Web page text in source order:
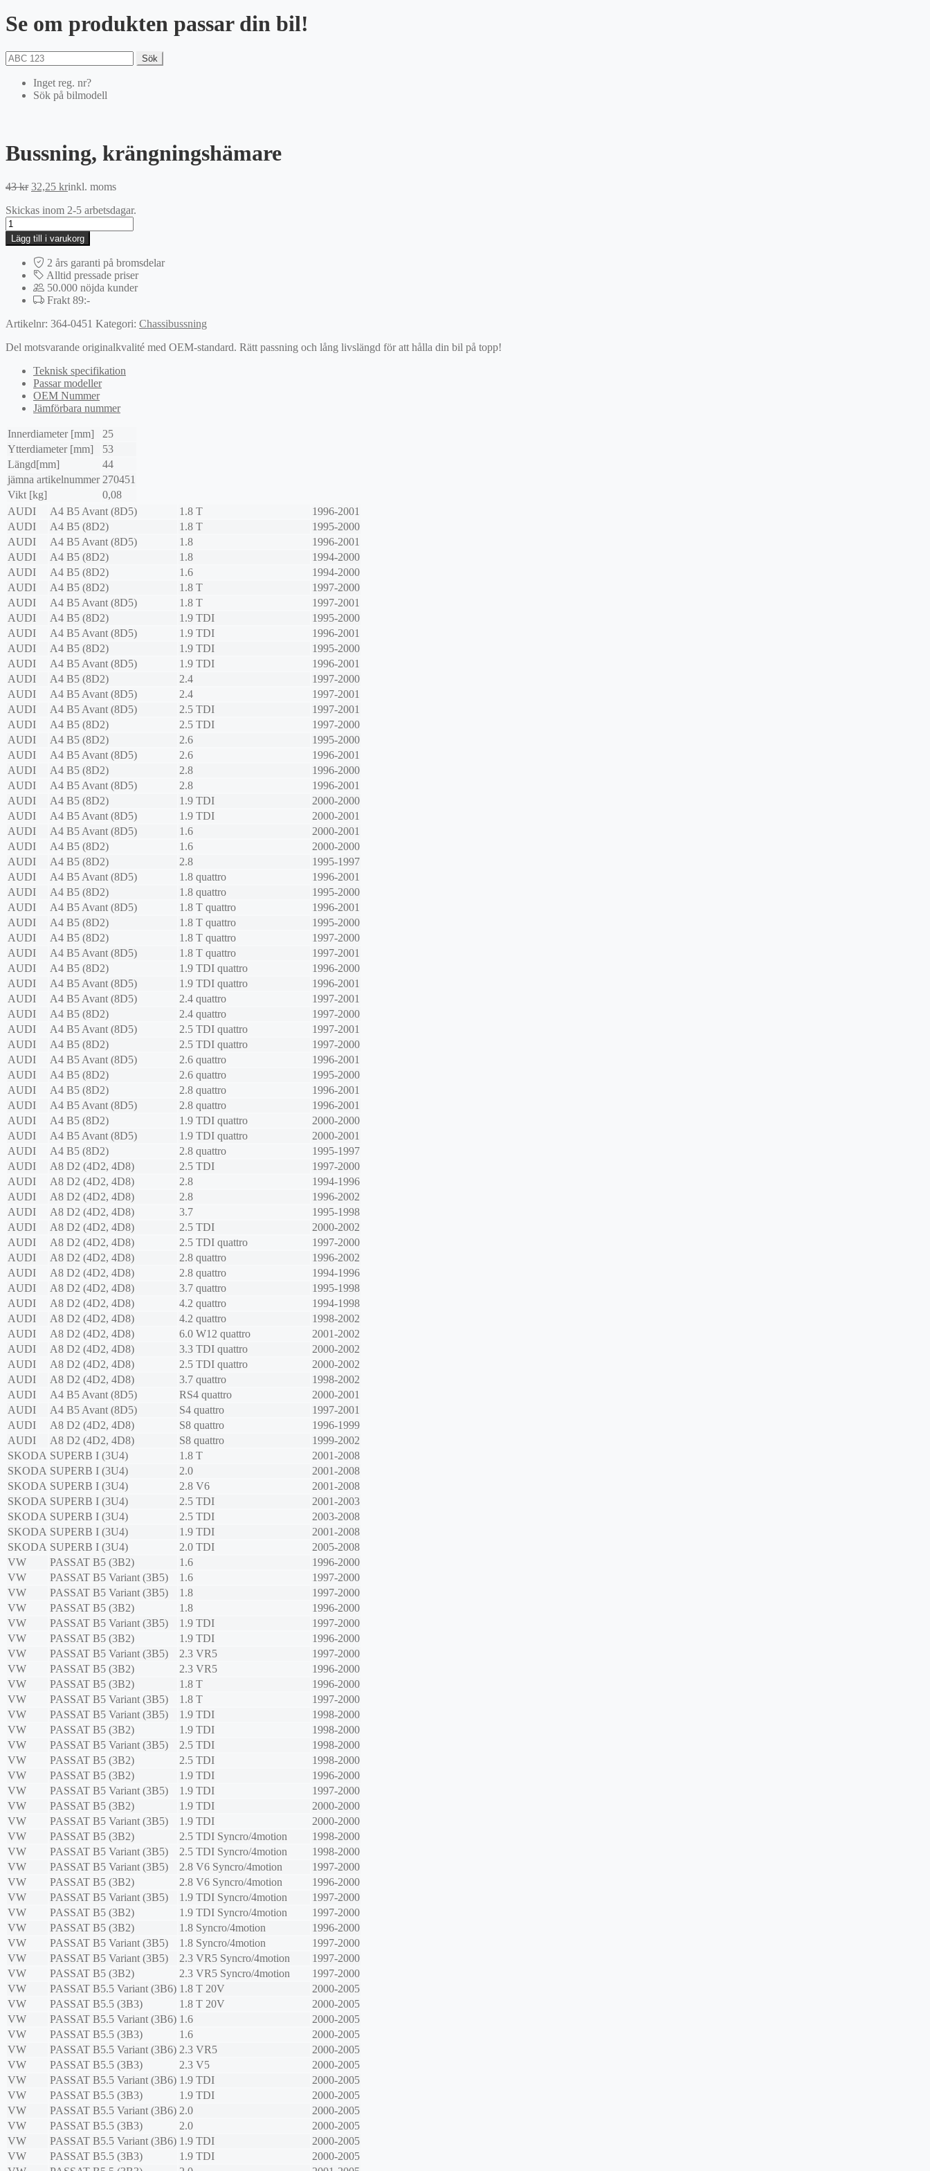
Se om produkten passar din bil!
Sök
Inget reg. nr?
Sök på bilmodell
Bussning, krängningshämare
43kr Det
priset
43 kr.
32,25 krDet
priset
32,25 kr.
inkl. moms
Skickas inom 2-5 arbetsdagar.
Bussning,
krängningshämare
mängd
Lägg till i varukorg
2 års garanti på bromsdelar
Alltid pressade priser
50.000 nöjda kunder
Frakt 89:-
Artikelnr: 364-0451 Kategori: Chassibussning
Del motsvarande originalkvalité med OEM-standard. Rätt passning och lång livslängd för att hålla din bil på topp!
Teknisk specifikation
Passar modeller
OEM Nummer
Jämförbara nummer
Innerdiameter [mm]
25
Ytterdiameter [mm]
53
Längd[mm]
44
jämna artikelnummer 270451
Vikt [kg]
0,08
AUDI
A4 B5 Avant (8D5) 1.8 T
1996-2001
AUDI
A4 B5 (8D2) 1.8 T
1995-2000
AUDI
A4 B5 Avant (8D5) 1.8
1996-2001
AUDI
A4 B5 (8D2) 1.8
1994-2000
AUDI
A4 B5 (8D2) 1.6
1994-2000
AUDI
A4 B5 (8D2) 1.8 T
1997-2000
AUDI
A4 B5 Avant (8D5) 1.8 T
1997-2001
AUDI
A4 B5 (8D2) 1.9 TDI
1995-2000
AUDI
A4 B5 Avant (8D5) 1.9 TDI
1996-2001
AUDI
A4 B5 (8D2) 1.9 TDI
1995-2000
AUDI
A4 B5 Avant (8D5) 1.9 TDI
1996-2001
AUDI
A4 B5 (8D2) 2.4
1997-2000
AUDI
A4 B5 Avant (8D5) 2.4
1997-2001
AUDI
A4 B5 Avant (8D5) 2.5 TDI
1997-2001
AUDI
A4 B5 (8D2) 2.5 TDI
1997-2000
AUDI
A4 B5 (8D2) 2.6
1995-2000
AUDI
A4 B5 Avant (8D5) 2.6
1996-2001
AUDI
A4 B5 (8D2) 2.8
1996-2000
AUDI
A4 B5 Avant (8D5) 2.8
1996-2001
AUDI
A4 B5 (8D2) 1.9 TDI
2000-2000
AUDI
A4 B5 Avant (8D5) 1.9 TDI
2000-2001
AUDI
A4 B5 Avant (8D5) 1.6
2000-2001
AUDI
A4 B5 (8D2) 1.6
2000-2000
AUDI
A4 B5 (8D2) 2.8
1995-1997
AUDI
A4 B5 Avant (8D5) 1.8 quattro
1996-2001
AUDI
A4 B5 (8D2) 1.8 quattro
1995-2000
AUDI
A4 B5 Avant (8D5) 1.8 T quattro
1996-2001
AUDI
A4 B5 (8D2) 1.8 T quattro
1995-2000
AUDI
A4 B5 (8D2) 1.8 T quattro
1997-2000
AUDI
A4 B5 Avant (8D5) 1.8 T quattro
1997-2001
AUDI
A4 B5 (8D2) 1.9 TDI quattro
1996-2000
AUDI
A4 B5 Avant (8D5) 1.9 TDI quattro
1996-2001
AUDI
A4 B5 Avant (8D5) 2.4 quattro
1997-2001
AUDI
A4 B5 (8D2) 2.4 quattro
1997-2000
AUDI
A4 B5 Avant (8D5) 2.5 TDI quattro
1997-2001
AUDI
A4 B5 (8D2) 2.5 TDI quattro
1997-2000
AUDI
A4 B5 Avant (8D5) 2.6 quattro
1996-2001
AUDI
A4 B5 (8D2) 2.6 quattro
1995-2000
AUDI
A4 B5 (8D2) 2.8 quattro
1996-2001
AUDI
A4 B5 Avant (8D5) 2.8 quattro
1996-2001
AUDI
A4 B5 (8D2) 1.9 TDI quattro
2000-2000
AUDI
A4 B5 Avant (8D5) 1.9 TDI quattro
2000-2001
AUDI
A4 B5 (8D2) 2.8 quattro
1995-1997
AUDI
A8 D2 (4D2, 4D8) 2.5 TDI
1997-2000
AUDI
A8 D2 (4D2, 4D8) 2.8
1994-1996
AUDI
A8 D2 (4D2, 4D8) 2.8
1996-2002
AUDI
A8 D2 (4D2, 4D8) 3.7
1995-1998
AUDI
A8 D2 (4D2, 4D8) 2.5 TDI
2000-2002
AUDI
A8 D2 (4D2, 4D8) 2.5 TDI quattro
1997-2000
AUDI
A8 D2 (4D2, 4D8) 2.8 quattro
1996-2002
AUDI
A8 D2 (4D2, 4D8) 2.8 quattro
1994-1996
AUDI
A8 D2 (4D2, 4D8) 3.7 quattro
1995-1998
AUDI
A8 D2 (4D2, 4D8) 4.2 quattro
1994-1998
AUDI
A8 D2 (4D2, 4D8) 4.2 quattro
1998-2002
AUDI
A8 D2 (4D2, 4D8) 6.0 W12 quattro
2001-2002
AUDI
A8 D2 (4D2, 4D8) 3.3 TDI quattro
2000-2002
AUDI
A8 D2 (4D2, 4D8) 2.5 TDI quattro
2000-2002
AUDI
A8 D2 (4D2, 4D8) 3.7 quattro
1998-2002
AUDI
A4 B5 Avant (8D5) RS4 quattro
2000-2001
AUDI
A4 B5 Avant (8D5) S4 quattro
1997-2001
AUDI
A8 D2 (4D2, 4D8) S8 quattro
1996-1999
AUDI
A8 D2 (4D2, 4D8) S8 quattro
1999-2002
SKODA SUPERB I (3U4) 1.8 T
2001-2008
SKODA SUPERB I (3U4) 2.0
2001-2008
SKODA SUPERB I (3U4) 2.8 V6
2001-2008
SKODA SUPERB I (3U4) 2.5 TDI
2001-2003
SKODA SUPERB I (3U4) 2.5 TDI
2003-2008
SKODA SUPERB I (3U4) 1.9 TDI
2001-2008
SKODA SUPERB I (3U4) 2.0 TDI
2005-2008
VW
PASSAT B5 (3B2) 1.6
1996-2000
VW
PASSAT B5 Variant (3B5) 1.6
1997-2000
VW
PASSAT B5 Variant (3B5) 1.8
1997-2000
VW
PASSAT B5 (3B2) 1.8
1996-2000
VW
PASSAT B5 Variant (3B5) 1.9 TDI
1997-2000
VW
PASSAT B5 (3B2) 1.9 TDI
1996-2000
VW
PASSAT B5 Variant (3B5) 2.3 VR5
1997-2000
VW
PASSAT B5 (3B2) 2.3 VR5
1996-2000
VW
PASSAT B5 (3B2) 1.8 T
1996-2000
VW
PASSAT B5 Variant (3B5) 1.8 T
1997-2000
VW
PASSAT B5 Variant (3B5) 1.9 TDI
1998-2000
VW
PASSAT B5 (3B2) 1.9 TDI
1998-2000
VW
PASSAT B5 Variant (3B5) 2.5 TDI
1998-2000
VW
PASSAT B5 (3B2) 2.5 TDI
1998-2000
VW
PASSAT B5 (3B2) 1.9 TDI
1996-2000
VW
PASSAT B5 Variant (3B5) 1.9 TDI
1997-2000
VW
PASSAT B5 (3B2) 1.9 TDI
2000-2000
VW
PASSAT B5 Variant (3B5) 1.9 TDI
2000-2000
VW
PASSAT B5 (3B2) 2.5 TDI Syncro/4motion
1998-2000
VW
PASSAT B5 Variant (3B5) 2.5 TDI Syncro/4motion
1998-2000
VW
PASSAT B5 Variant (3B5) 2.8 V6 Syncro/4motion
1997-2000
VW
PASSAT B5 (3B2) 2.8 V6 Syncro/4motion
1996-2000
VW
PASSAT B5 Variant (3B5) 1.9 TDI Syncro/4motion
1997-2000
VW
PASSAT B5 (3B2) 1.9 TDI Syncro/4motion
1997-2000
VW
PASSAT B5 (3B2) 1.8 Syncro/4motion
1996-2000
VW
PASSAT B5 Variant (3B5) 1.8 Syncro/4motion
1997-2000
VW
PASSAT B5 Variant (3B5) 2.3 VR5 Syncro/4motion
1997-2000
VW
PASSAT B5 (3B2) 2.3 VR5 Syncro/4motion
1997-2000
VW
PASSAT B5.5 Variant (3B6) 1.8 T 20V
2000-2005
VW
PASSAT B5.5 (3B3) 1.8 T 20V
2000-2005
VW
PASSAT B5.5 Variant (3B6) 1.6
2000-2005
VW
PASSAT B5.5 (3B3) 1.6
2000-2005
VW
PASSAT B5.5 Variant (3B6) 2.3 VR5
2000-2005
VW
PASSAT B5.5 (3B3) 2.3 V5
2000-2005
VW
PASSAT B5.5 Variant (3B6) 1.9 TDI
2000-2005
VW
PASSAT B5.5 (3B3) 1.9 TDI
2000-2005
VW
PASSAT B5.5 Variant (3B6) 2.0
2000-2005
VW
PASSAT B5.5 (3B3) 2.0
2000-2005
VW
PASSAT B5.5 Variant (3B6) 1.9 TDI
2000-2005
VW
PASSAT B5.5 (3B3) 1.9 TDI
2000-2005